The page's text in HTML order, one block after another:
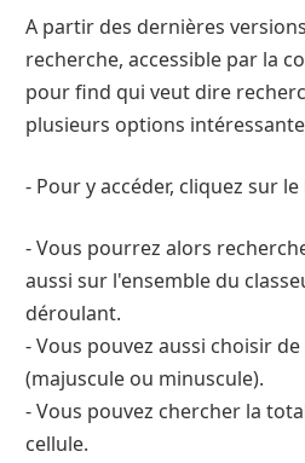
A partir des dernières
recherche, accessible par la
pour find qui veut dire
plusieurs options
- Pour y accéder, cliquez sur
- Vous pourrez alors
aussi sur l'ensemble du
déroulant.
- Vous pouvez aussi choisir
(majuscule ou minuscule).
- Vous pouvez chercher la
cellule.